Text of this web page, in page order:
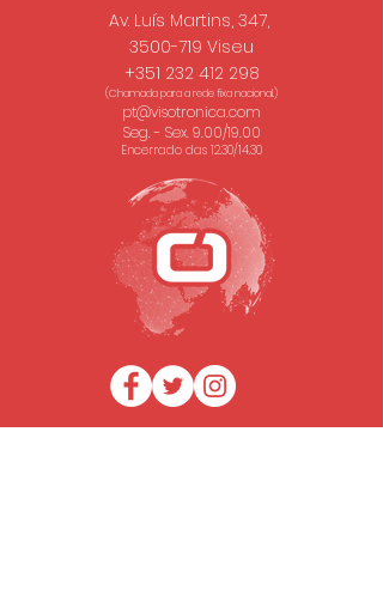
Av. Luís Martins, 347,
3500-719 Viseu
+351 232 412 298
(Chamada para a rede fixa nacional.)
pt@visotronica.com
Seg. - Sex. 9.00/19.00
Encerrado das 12.30/14.30